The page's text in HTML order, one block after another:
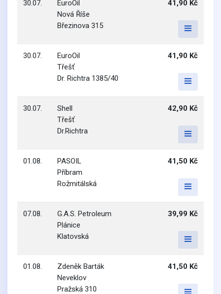
30.07.
EuroOil
Nová Říše
Březinova 315
41,90 Kč
30.07.
EuroOil
Třešť
Dr. Richtra 1385/40
41,90 Kč
30.07.
Shell
Třešť
Dr.Richtra
42,90 Kč
01.08.
PASOIL
Příbram
Rožmitálská
41,50 Kč
07.08.
G.A.S. Petroleum
Plánice
Klatovská
39,99 Kč
01.08.
Zdeněk Barták
Neveklov
Pražská 310
41,50 Kč